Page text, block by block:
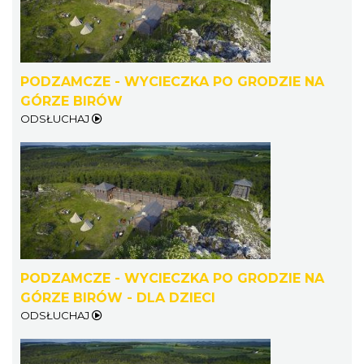
15.13 km
Rabsztyn
2026-08-22
15.13 km
Rabsztyn
2026-08-29
15.13 km
PODZAMCZE - WYCIECZKA PO GRODZIE NA
GÓRZE BIRÓW
ODSŁUCHAJ
PODZAMCZE - WYCIECZKA PO GRODZIE NA
GÓRZE BIRÓW - DLA DZIECI
ODSŁUCHAJ